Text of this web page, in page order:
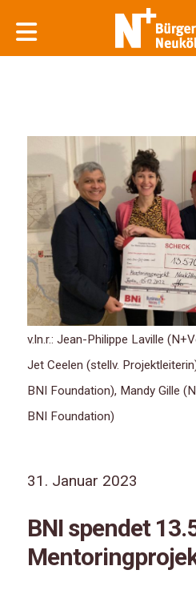
v.ln.r.: Jean-Philippe Laville
Jet Ceelen (stellv.
BNI Foundation), Mandy Gille
BNI Foundation)
31. Januar 2023
BNI spendet